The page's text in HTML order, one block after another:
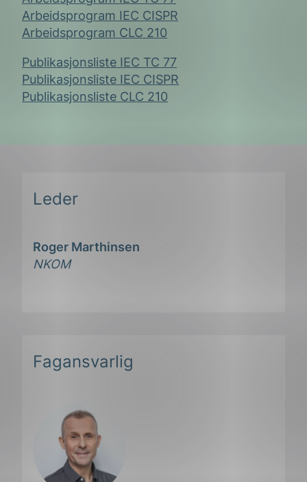
Arbeidsprogram IEC CISPR
Arbeidsprogram CLC 210
Publikasjonsliste IEC TC 77
Publikasjonsliste IEC CISPR
Publikasjonsliste CLC 210
Leder
Roger Marthinsen
NKOM
Fagansvarlig